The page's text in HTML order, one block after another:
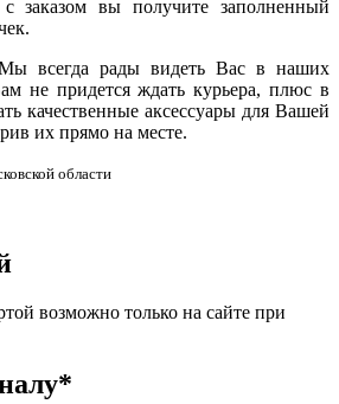
заказом вы получите заполненный
всегда рады видеть Вас в наших
не придется ждать курьера, плюс в
качественные аксессуары для Вашей
их прямо на месте.
области
возможно только на сайте при